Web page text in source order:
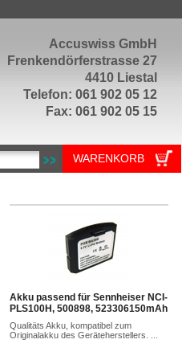
Accuswiss GmbH
Frenkendörferstrasse 27
4410 Liestal
Telefon: 061 902 05 12
Fax: 061 902 05 15
WARENKORB
Akku passend für Sennheiser NCI-
PLS100H, 500898, 523306150mAh
Qualitäts Akku, kompatibel zum
Originalakku des Geräteherstellers. ...